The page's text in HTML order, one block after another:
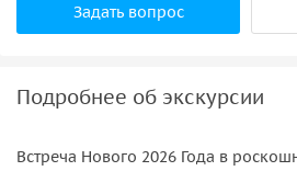
Задать вопрос
Подробнее об экскурсии
Встреча Нового 2026 Года в